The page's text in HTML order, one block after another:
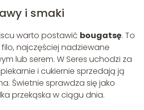
i smaki
warto postawić bougatsę. To
najczęściej nadziewane
lub serem. W Seres uchodzi za
i cukiernie sprzedają ją
Świetnie sprawdza się jako
przekąska w ciągu dnia.